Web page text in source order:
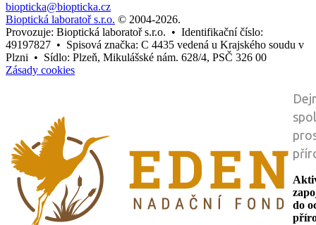
biopticka@biopticka.cz
Bioptická laboratoř s.r.o. © 2004-2026.
Provozuje: Bioptická laboratoř s.r.o. • Identifikační číslo:
49197827 • Spisová značka: C 4435 vedená u Krajského soudu v
Plzni • Sídlo: Plzeň, Mikulášské nám. 628/4, PSČ 326 00
Zásady cookies
do